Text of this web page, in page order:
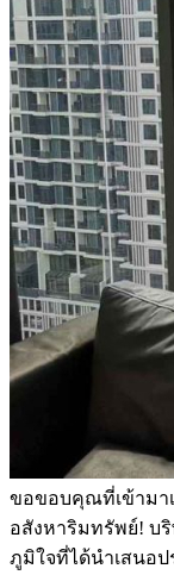
ขอขอบคุณที่เข้ามา
อสังหาริมทรัพย์! บริ
ภูมิใจที่ได้นำเสนอ